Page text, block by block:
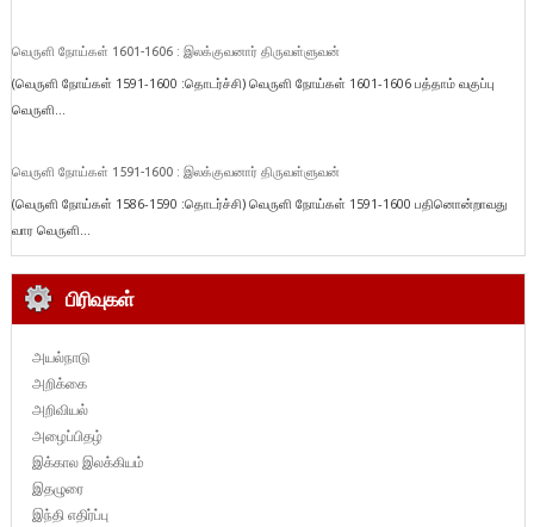
வெருளி நோய்கள் 1601-1606 : இலக்குவனார் திருவள்ளுவன்
(வெருளி நோய்கள் 1591-1600 :தொடர்ச்சி) வெருளி நோய்கள் 1601-1606 பத்தாம் வகுப்பு
வெருளி...
வெருளி நோய்கள் 1591-1600 : இலக்குவனார் திருவள்ளுவன்
(வெருளி நோய்கள் 1586-1590 :தொடர்ச்சி) வெருளி நோய்கள் 1591-1600 பதினொன்றாவது
வார வெருளி...
பிரிவுகள்
அயல்நாடு
அறிக்கை
அறிவியல்
அழைப்பிதழ்
இக்கால இலக்கியம்
இதழுரை
இந்தி எதிர்ப்பு